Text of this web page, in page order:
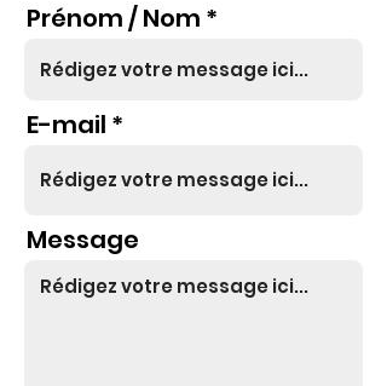
Prénom / Nom
E-mail
Message